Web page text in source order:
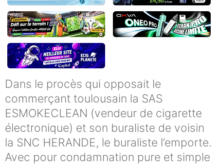
Dans le procès qui opposait le
commerçant toulousain la SAS
ESMOKECLEAN (vendeur de cigarette
électronique) et son buraliste de voisin
la SNC HERANDE, le buraliste l’emporte.
Avec pour condamnation pure et simple